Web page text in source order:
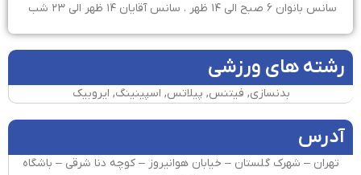
سانس بانوان ۶ صبح الی ۱۴ ظهر . سانس آقایان ۱۴ ظهر الی ۲۳ شب
رشته های ورزشی
بدنسازی, فیتنس, پیلاتس, اسپینینگ, ایروبیک
آدرس
تهران – شهرک گلستان – خیابان هوانیروز – کوچه دنا شرقی – باشگاه